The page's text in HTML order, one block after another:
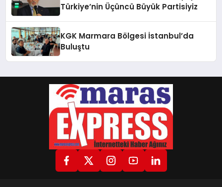
Türkiye’nin Üçüncü Büyük Partisiyiz
KGK Marmara Bölgesi İstanbul’da
Buluştu